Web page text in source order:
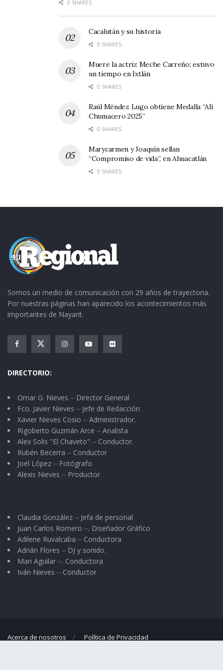
0 SHARES
Cacalután y su historia
0 SHARES
Muere la actriz Meche Carreño; estuvo
un tiempo en Ixtlán
0 SHARES
Raúl Méndez Lugo obtiene Medalla “Alí
Chumacero 2025”
0 SHARES
Marycarmen y Joaquín sellan
“Compromiso de vida”, en Ahuacatlán
0 SHARES
Somos un medio de comunicación con 29 años de trayectoria.
Por nuestras páginas han aparecido los acontecimientos más
importantes de Nayarit.
DIRECTORIO:
Omar G. Nieves ⏤ Director General
Fco. Javier Nieves ⏤ Jefe de Redacción
Xavier Nieves Cosio ⏤ Administrador.
Rigoberto Guzmán Arce ⏤ Analista
Alex Solis "El Chaveto" ⏤ Conductor.
Rubén Becerra ⏤ Conductor
Joel López ⏤ Fotógrafo
Alexis Nieves ⏤ Productor
Claudia González ⏤ Jefa de personal
Juan Carlos Romero ⏤. Diseñador Gráfico
Adilene Ruvalcaba ⏤ Conductora
Adrián Flores ⏤ DJ y sonido.
Mari Aguilar ⏤. Conductora
Iván Nieves ⏤ Conductor
Acerca de nosotros Política de Privacidad